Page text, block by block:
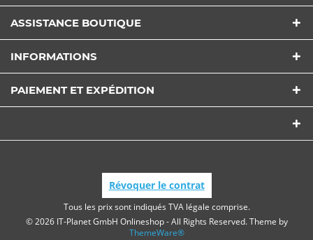
ASSISTANCE BOUTIQUE
INFORMATIONS
PAIEMENT ET EXPÉDITION
Révoquer le contrat
Tous les prix sont indiqués TVA légale comprise.
© 2026 IT-Planet GmbH Onlineshop - All Rights Reserved. Theme by
ThemeWare®